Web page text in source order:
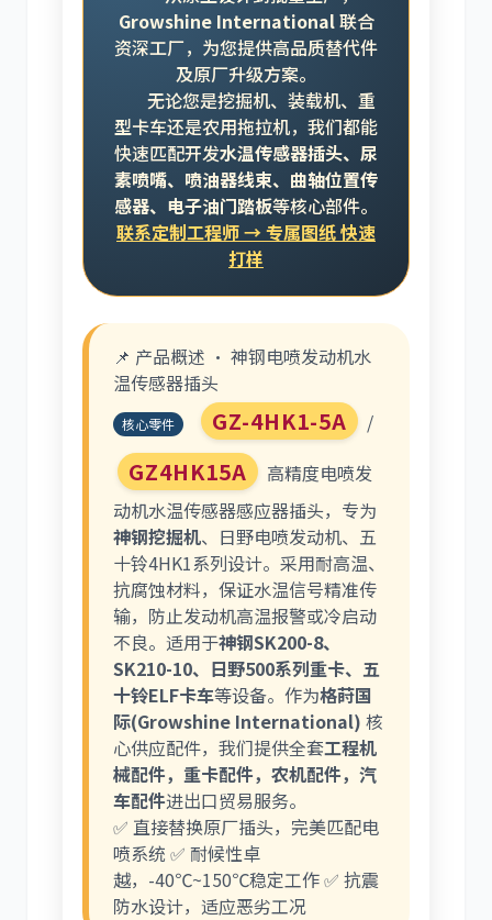
Growshine International联合
资深工厂，为您提供高品质替代件
及原厂升级方案。
无论您是挖掘机、装载机、重
型卡车还是农用拖拉机，我们都能
快速匹配开发水温传感器插头、尿
素喷嘴、喷油器线束、曲轴位置传
感器、电子油门踏板等核心部件。
联系定制工程师 → 专属图纸 快速
打样
📌 产品概述 · 神钢电喷发动机水
温传感器插头
核心零件 GZ-4HK1-5A /
GZ4HK15A
高精度电喷发
动机水温传感器感应器插头，专为
神钢挖掘机、日野电喷发动机、五
十铃4HK1系列设计。采用耐高温、
抗腐蚀材料，保证水温信号精准传
输，防止发动机高温报警或冷启动
不良。适用于神钢SK200-8、
SK210-10、日野500系列重卡、五
十铃ELF卡车等设备。作为格莳国
际(Growshine International) 核
心供应配件，我们提供全套工程机
械配件，重卡配件，农机配件，汽
车配件进出口贸易服务。
✅ 直接替换原厂插头，完美匹配电
喷系统 ✅ 耐候性卓
越，-40℃~150℃稳定工作 ✅ 抗震
防水设计，适应恶劣工况